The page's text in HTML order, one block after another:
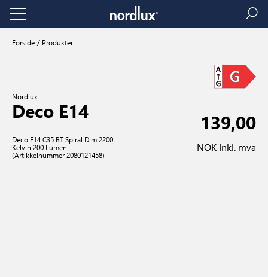
Forside Produkter
Nordlux
Deco E14
Deco E14 C35 BT Spiral Dim 2200
Kelvin 200 Lumen
(Artikkelnummer 2080121458)
139,00
NOK Inkl. mva